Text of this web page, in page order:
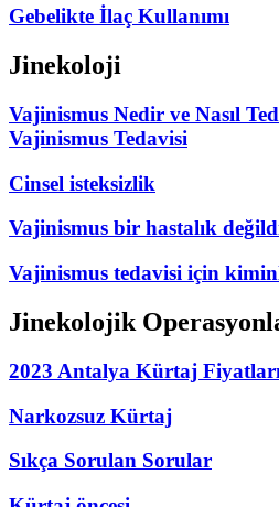
Gebelikte İlaç Kullanımı
Jinekoloji
Vajinismus Nedir ve Nasıl
Vajinismus Tedavisi
Cinsel isteksizlik
Vajinismus bir hastalık
Vajinismus tedavisi için
Jinekolojik
2023 Antalya Kürtaj Fiyatları
Narkozsuz Kürtaj
Sıkça Sorulan Sorular